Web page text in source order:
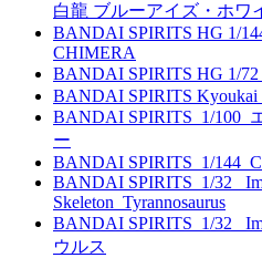
白龍 ブルーアイズ・ホワ
BANDAI SPIRITS HG 1/
CHIMERA
BANDAI SPIRITS HG 1/
BANDAI SPIRITS Kyoukai
BANDAI SPIRITS_1/100_
ー
BANDAI SPIRITS_1/
BANDAI SPIRITS_1/32_
Skeleton_Tyrannosaurus
BANDAI SPIRITS_1/32_
ウルス